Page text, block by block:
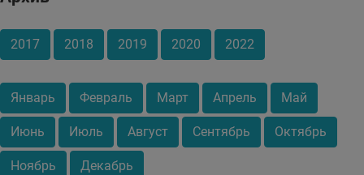
2017 2018 2019 2020 2022
Январь Февраль Март Апрель Май
Июнь Июль Август Сентябрь Октябрь
Ноябрь Декабрь